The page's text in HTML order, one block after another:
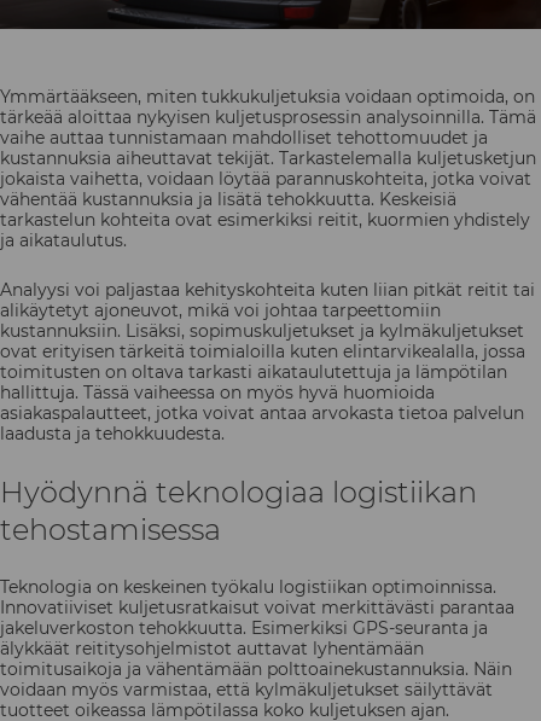
Ymmärtääkseen, miten tukkukuljetuksia voidaan optimoida, on
tärkeää aloittaa nykyisen kuljetusprosessin analysoinnilla. Tämä
vaihe auttaa tunnistamaan mahdolliset tehottomuudet ja
kustannuksia aiheuttavat tekijät. Tarkastelemalla kuljetusketjun
jokaista vaihetta, voidaan löytää parannuskohteita, jotka voivat
vähentää kustannuksia ja lisätä tehokkuutta. Keskeisiä
tarkastelun kohteita ovat esimerkiksi reitit, kuormien yhdistely
ja aikataulutus.
Analyysi voi paljastaa kehityskohteita kuten liian pitkät reitit tai
alikäytetyt ajoneuvot, mikä voi johtaa tarpeettomiin
kustannuksiin. Lisäksi, sopimuskuljetukset ja kylmäkuljetukset
ovat erityisen tärkeitä toimialoilla kuten elintarvikealalla, jossa
toimitusten on oltava tarkasti aikataulutettuja ja lämpötilan
hallittuja. Tässä vaiheessa on myös hyvä huomioida
asiakaspalautteet, jotka voivat antaa arvokasta tietoa palvelun
laadusta ja tehokkuudesta.
Hyödynnä teknologiaa logistiikan
tehostamisessa
Teknologia on keskeinen työkalu logistiikan optimoinnissa.
Innovatiiviset kuljetusratkaisut voivat merkittävästi parantaa
jakeluverkoston tehokkuutta. Esimerkiksi GPS-seuranta ja
älykkäät reititysohjelmistot auttavat lyhentämään
toimitusaikoja ja vähentämään polttoainekustannuksia. Näin
voidaan myös varmistaa, että kylmäkuljetukset säilyttävät
tuotteet oikeassa lämpötilassa koko kuljetuksen ajan.